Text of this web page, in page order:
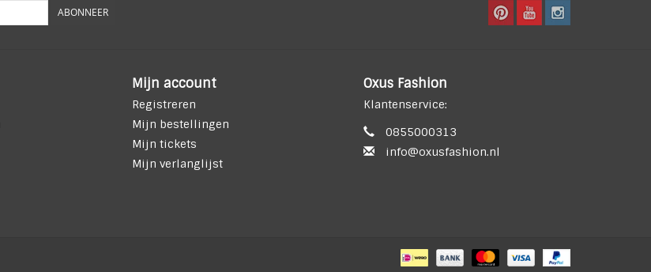
ABONNEER
Mijn account
Registreren
Mijn bestellingen
Mijn tickets
Mijn verlanglijst
Oxus Fashion
Klantenservice:
0855000313
info@oxusfashion.nl